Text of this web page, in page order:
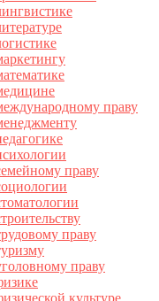
праву
праву
праву
праву
культуре